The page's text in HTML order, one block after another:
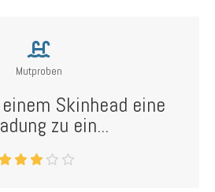
Mutproben
Skinhead eine
zu ein...